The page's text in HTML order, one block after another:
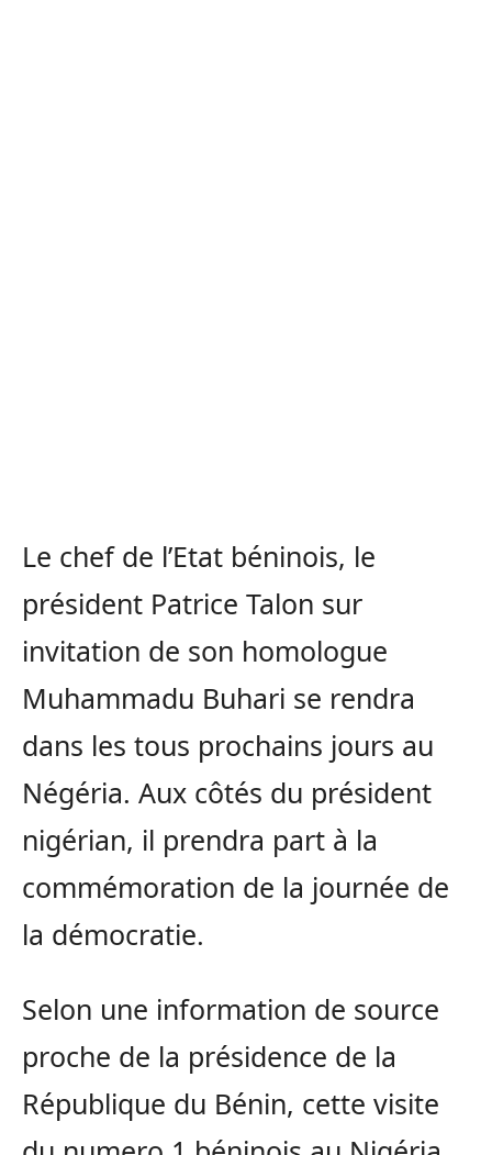
Le chef de l’Etat béninois, le
président Patrice Talon sur
invitation de son homologue
Muhammadu Buhari se rendra
dans les tous prochains jours au
Négéria. Aux côtés du président
nigérian, il prendra part à la
commémoration de la journée de
la démocratie.
Selon une information de source
proche de la présidence de la
République du Bénin, cette visite